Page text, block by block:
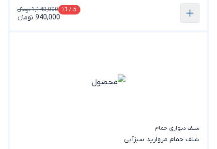
٪17.5 1,140,000 تومانء
940,000 تومانء
شلف دیواری حمام
شلف حمام مروارید سبزآبی